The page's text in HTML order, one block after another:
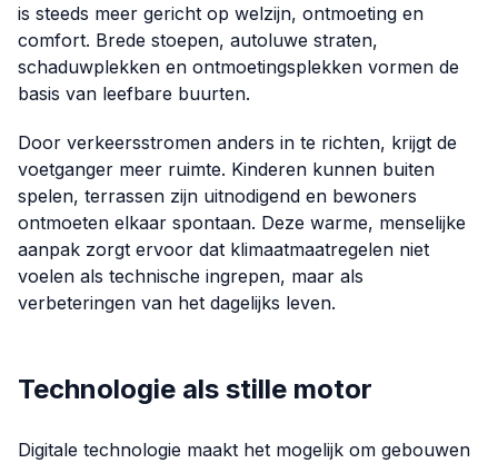
is steeds meer gericht op welzijn, ontmoeting en
comfort. Brede stoepen, autoluwe straten,
schaduwplekken en ontmoetingsplekken vormen de
basis van leefbare buurten.
Door verkeersstromen anders in te richten, krijgt de
voetganger meer ruimte. Kinderen kunnen buiten
spelen, terrassen zijn uitnodigend en bewoners
ontmoeten elkaar spontaan. Deze warme, menselijke
aanpak zorgt ervoor dat klimaatmaatregelen niet
voelen als technische ingrepen, maar als
verbeteringen van het dagelijks leven.
Technologie als stille motor
Digitale technologie maakt het mogelijk om gebouwen